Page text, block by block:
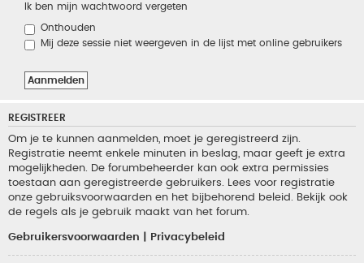
Ik ben mijn wachtwoord vergeten
Onthouden
Mij deze sessie niet weergeven in de lijst met online gebruikers
REGISTREER
Om je te kunnen aanmelden, moet je geregistreerd zijn.
Registratie neemt enkele minuten in beslag, maar geeft je extra
mogelijkheden. De forumbeheerder kan ook extra permissies
toestaan aan geregistreerde gebruikers. Lees voor registratie
onze gebruiksvoorwaarden en het bijbehorend beleid. Bekijk ook
de regels als je gebruik maakt van het forum.
Gebruikersvoorwaarden Privacybeleid